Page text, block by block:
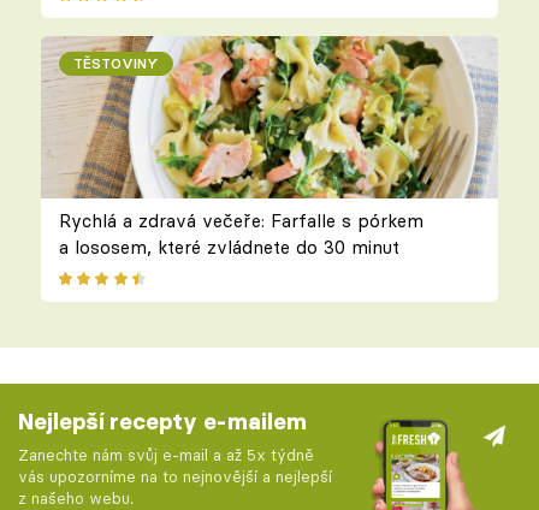
TĚSTOVINY
Rychlá a zdravá večeře: Farfalle s pórkem
a lososem, které zvládnete do 30 minut
Nejlepší recepty e-mailem
Zanechte nám svůj e-mail a až 5x týdně
vás upozorníme na to nejnovější a nejlepší
z našeho webu.